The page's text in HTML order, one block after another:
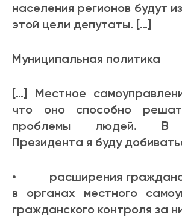
населения регионов будут
этой цели депутаты. […]
Муниципальная политика
[…] Местное
что оно способно
проблемы людей. В
Президента я буду
• расширения
в органах местного
гражданского контроля за